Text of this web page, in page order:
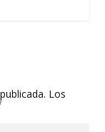
Los